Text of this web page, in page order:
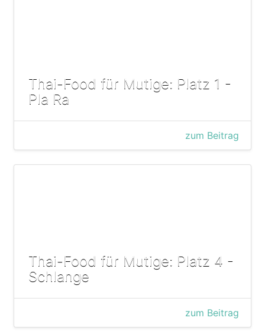
Thai-Food für Mutige: Platz 1 -
Pla Ra
zum Beitrag
Thai-Food für Mutige: Platz 4 -
Schlange
zum Beitrag